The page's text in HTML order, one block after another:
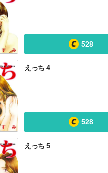
528
えっち 4
528
えっち 5